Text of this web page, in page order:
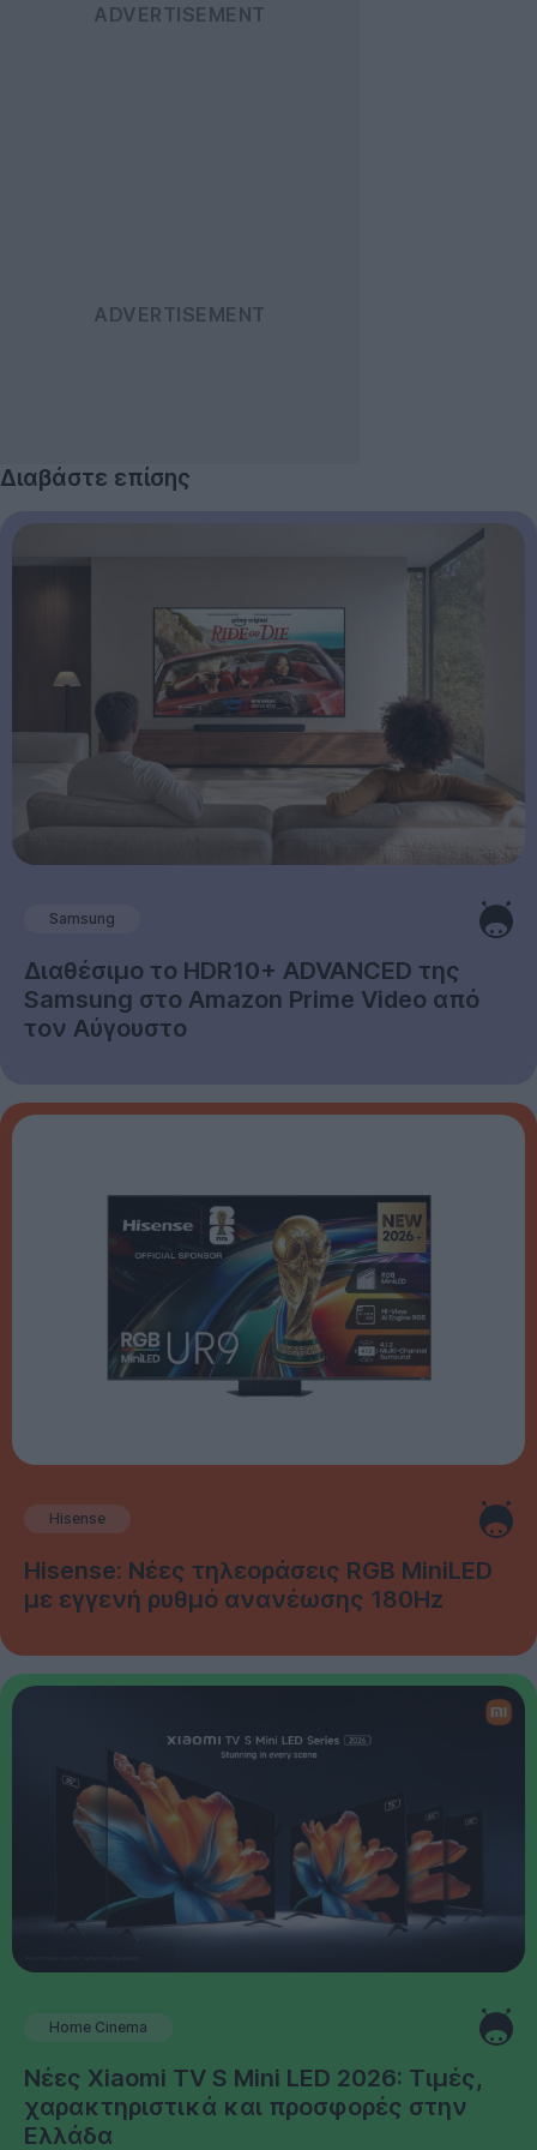
Διαβάστε επίσης
Samsung
Διαθέσιμο το HDR10+ ADVANCED της
Samsung στο Amazon Prime Video από
τον Αύγουστο
Hisense
Hisense: Νέες τηλεοράσεις RGB MiniLED
με εγγενή ρυθμό ανανέωσης 180Hz
Home Cinema
Νέες Xiaomi TV S Mini LED 2026: Τιμές,
χαρακτηριστικά και προσφορές στην
Ελλάδα